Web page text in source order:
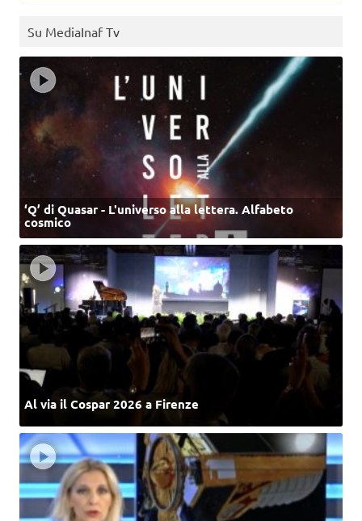
Su MediaInaf Tv
‘Q’ di Quasar - L'universo alla lettera. Alfabeto
cosmico
Al via il Cospar 2026 a Firenze